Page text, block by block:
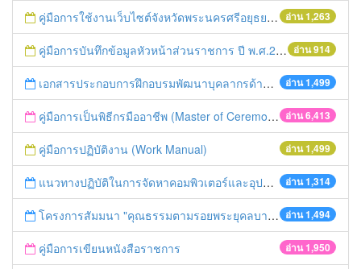
อ่าน 1,263
คู่มือการใช้งานเว็บไซต์จังหวัดพระนครศรีอยุธยา พ.ศ.2559
อ่าน 914
คู่มือการบันทึกข้อมูลหัวหน้าส่วนราชการ ปี พ.ศ.2560
อ่าน 1,499
เอกสารประกอบการฝึกอบรมพัฒนาบุคลากรด้านการประชาสัมพันธ์จังหวัดพระนครศรีอยุธยา เมื่อวันที่ 22 เม.ย. 59
อ่าน 6,413
คู่มือการเป็นพิธีกรมืออาชีพ (Master of Ceremony: MC)
อ่าน 1,499
คู่มือการปฏิบัติงาน (Work Manual)
อ่าน 1,314
แนวทางปฏิบัติในการจัดหาคอมพิวเตอร์และอุปกรณ์ของส่วนราชการและ องค์กรปกครองส่วนท้องถิ่น
อ่าน 1,494
โครงการสัมมนา "คุณธรรมตามรอยพระยุคลบาทชาติเข้มแข็งมั่นคง" โดย สมาคมความมั่นคงปลอดภัยแห่งประเทศไทย
อ่าน 1,950
คู่มือการเขียนหนังสือราชการ